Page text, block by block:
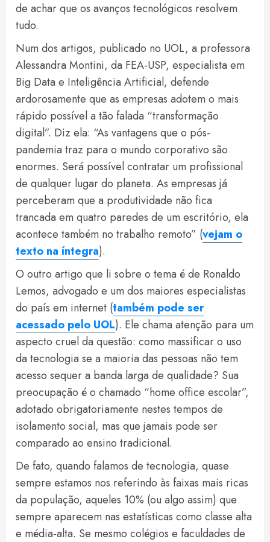
de achar que os avanços tecnológicos resolvem
tudo.
Num dos artigos, publicado no UOL, a professora
Alessandra Montini, da FEA-USP, especialista em
Big Data e Inteligência Artificial, defende
ardorosamente que as empresas adotem o mais
rápido possível a tão falada “transformação
digital”. Diz ela: “As vantagens que o pós-
pandemia traz para o mundo corporativo são
enormes. Será possível contratar um profissional
de qualquer lugar do planeta. As empresas já
perceberam que a produtividade não fica
trancada em quatro paredes de um escritório, ela
acontece também no trabalho remoto” (vejam o
texto na íntegra).
O outro artigo que li sobre o tema é de Ronaldo
Lemos, advogado e um dos maiores especialistas
do país em internet (também pode ser
acessado pelo UOL). Ele chama atenção para um
aspecto cruel da questão: como massificar o uso
da tecnologia se a maioria das pessoas não tem
acesso sequer a banda larga de qualidade? Sua
preocupação é o chamado “home office escolar”,
adotado obrigatoriamente nestes tempos de
isolamento social, mas que jamais pode ser
comparado ao ensino tradicional.
De fato, quando falamos de tecnologia, quase
sempre estamos nos referindo às faixas mais ricas
da população, aqueles 10% (ou algo assim) que
sempre aparecem nas estatísticas como classe alta
e média-alta. Se mesmo colégios e faculdades de